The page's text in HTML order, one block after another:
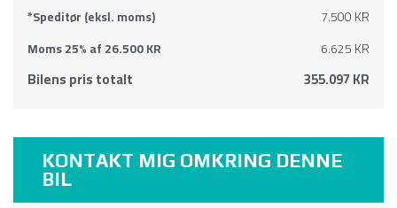
Moms 25% af 26.500 KR
6.625 KR
Bilens pris totalt 355.097 KR
BIL